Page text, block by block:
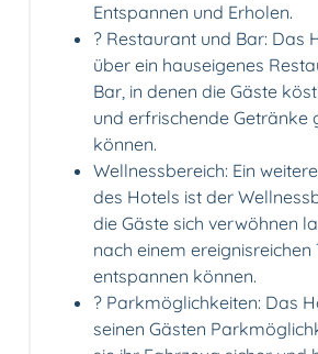
Entspannen und Erholen.
?️ Restaurant und Bar: Das
über ein hauseigenes
Bar, in denen die Gäste
und erfrischende Getränke
können.
Wellnessbereich: Ein
des Hotels ist der
die Gäste sich verwöhnen
nach einem ereignisreichen
entspannen können.
? Parkmöglichkeiten: Das
seinen Gästen